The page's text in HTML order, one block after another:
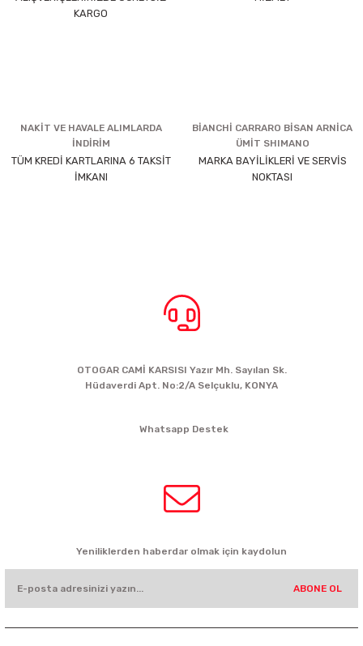
KARGO
NAKİT VE HAVALE ALIMLARDA
İNDİRİM
TÜM KREDİ KARTLARINA 6 TAKSİT
İMKANI
BİANCHİ CARRARO BİSAN ARNİCA
ÜMİT SHIMANO
MARKA BAYİLİKLERİ VE SERVİS
NOKTASI
OTOGAR CAMİ KARSISI Yazır Mh. Sayılan Sk.
Hüdaverdi Apt. No:2/A Selçuklu, KONYA
Whatsapp Destek
Yeniliklerden haberdar olmak için kaydolun
ABONE OL